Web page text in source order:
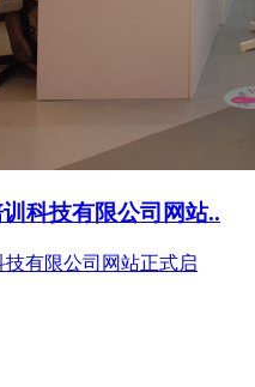
科技有限公司网站..
有限公司网站正式启